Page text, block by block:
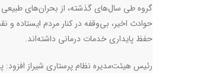
گروه طی سال‌های گذشته، از بحران‌های طبیعی
حوادث اخیر، بی‌وقفه در کنار مردم ایستاده‌ و
حفظ پایداری خدمات درمانی داشته‌اند.
رئیس هیئت‌مدیره نظام پرستاری شیراز افزود: